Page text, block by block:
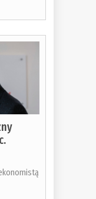
ekonomistą